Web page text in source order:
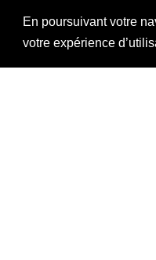
En poursuivant votre
votre expérience